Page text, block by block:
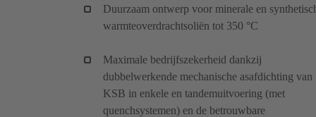
Duurzaam ontwerp voor minerale en
warmteoverdrachtsoliën tot 350 °C
Maximale bedrijfszekerheid dankzij
dubbelwerkende mechanische asafdichting van
KSB in enkele en tandemuitvoering (met
quenchsystemen) en de betrouwbare